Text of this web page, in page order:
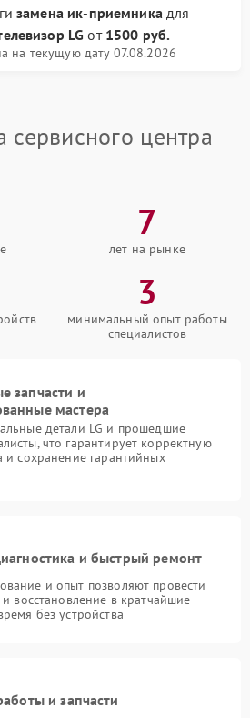
замена ик-приемникадля
LG от 1500 руб.
на текущую дату 07.08.2026
центра
7
лет на рынке
3
минимальный опыт работы
специалистов
запчасти и
мастера
детали LG и прошедшие
что гарантирует корректную
и сохранение гарантийных
и быстрый ремонт
и опыт позволяют провести
и восстановление в кратчайшие
без устройства
и запчасти